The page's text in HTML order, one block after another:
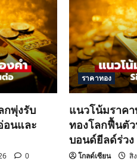
กพุ่งรับ
อนและ
0
ราคาทอง
แนวโน้มราคา
ทองโลกฟื้นตั
บอนด์ยีลด์ร่วง
โกลด์เซียน สิ